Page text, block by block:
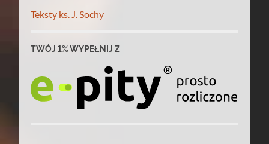
Teksty ks. J. Sochy
TWÓJ 1% WYPEŁNIJ Z